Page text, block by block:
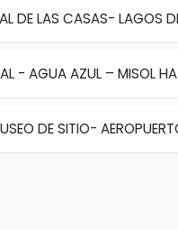
DE LAS CASAS- LAGOS
- AGUA AZUL – MISOL
DE SITIO-